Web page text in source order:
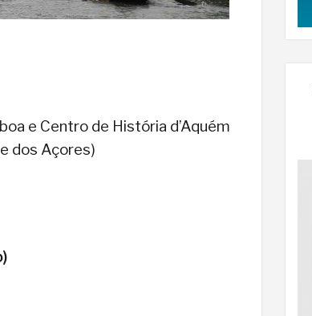
e Centro de História d’Aquém
dos Açores)